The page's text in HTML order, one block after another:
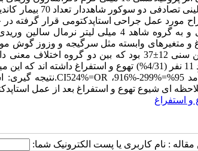
می باشد.روش کار: در
عمل جراحی استاپدکتومی قرار گرفته در
وارد مطالعه گردیدند 38 زن و 32 مرد و میانگین سنی 12±37
ای شیوع تهوع و استفراغ بعد از عمل
و استفراغ
مقاله : نام کاربری یا پست الکترونیک شما: